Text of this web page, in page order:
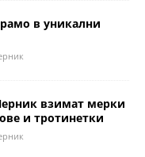
в уникални
взимат мерки
и тротинетки